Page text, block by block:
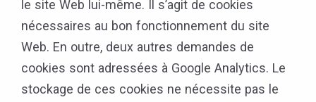
le site Web lui-même. Il s’agit de cookies
nécessaires au bon fonctionnement du site
Web. En outre, deux autres demandes de
cookies sont adressées à Google Analytics. Le
stockage de ces cookies ne nécessite pas le